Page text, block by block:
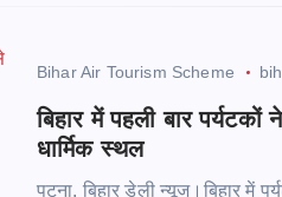
Bihar Air Tourism Scheme
बिहार में पहली बार
धार्मिक स्थल
पटना, बिहार डेली न्यूज।बिहार में